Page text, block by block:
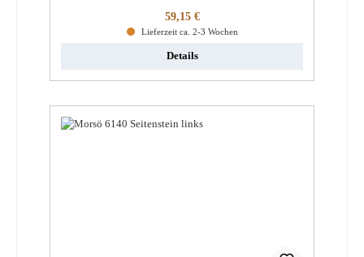
Regulärer Preis:
59,15 €
Lieferzeit ca. 2-3 Wochen
Details